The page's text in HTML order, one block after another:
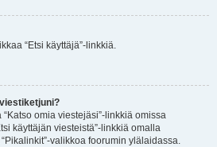
“Etsi käyttäjä”-linkkiä.
omia viestejäsi”-linkkiä omissa
käyttäjän viesteistä”-linkkiä omalla
valikkoa foorumin ylälaidassa.